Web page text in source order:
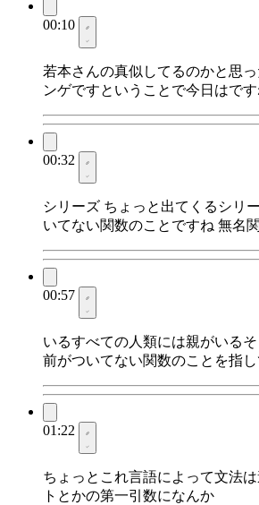
00:10
若本さんの真似してるのかと思
ンゲですということで今日はで
00:32
シリーズ ちょっと出てくるシリ
いてない関数のことですね 無名
00:57
いるすべての人類には親がいる
前がついてない関数のことを指
01:22
ちょっとこれ言語によって文法
トとかの第一引数になんか